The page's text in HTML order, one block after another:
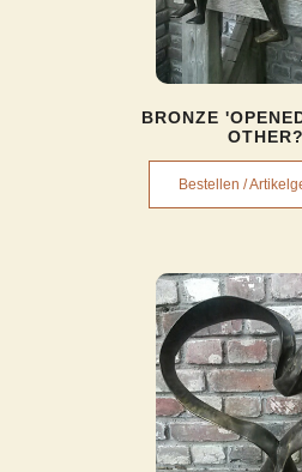
BRONZE
Bestellen /